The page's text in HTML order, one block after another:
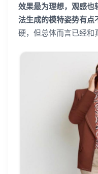
效果最为理想，观感也
法生成的模特姿势有点
硬，但总体而言已经和